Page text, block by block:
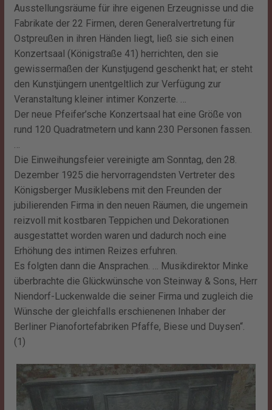
Ausstellungsräume für ihre eigenen Erzeugnisse und die
Fabrikate der 22 Firmen, deren Generalvertretung für
Ostpreußen in ihren Händen liegt, ließ sie sich einen
Konzertsaal (Königstraße 41) herrichten, den sie
gewissermaßen der Kunstjugend geschenkt hat; er steht
den Kunstjüngern unentgeltlich zur Verfügung zur
Veranstaltung kleiner intimer Konzerte. …
Der neue Pfeifer’sche Konzertsaal hat eine Größe von
rund 120 Quadratmetern und kann 230 Personen fassen.
…
Die Einweihungsfeier vereinigte am Sonntag, den 28.
Dezember 1925 die hervorragendsten Vertreter des
Königsberger Musiklebens mit den Freunden der
jubilierenden Firma in den neuen Räumen, die ungemein
reizvoll mit kostbaren Teppichen und Dekorationen
ausgestattet worden waren und dadurch noch eine
Erhöhung des intimen Reizes erfuhren.
Es folgten dann die Ansprachen. … Musikdirektor Minke
überbrachte die Glückwünsche von Steinway & Sons, Herr
Niendorf-Luckenwalde die seiner Firma und zugleich die
Wünsche der gleichfalls erschienenen Inhaber der
Berliner Pianofortefabriken Pfaffe, Biese und Duysen“.
(1)